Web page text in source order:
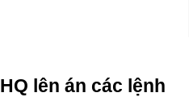
lên án các lệnh